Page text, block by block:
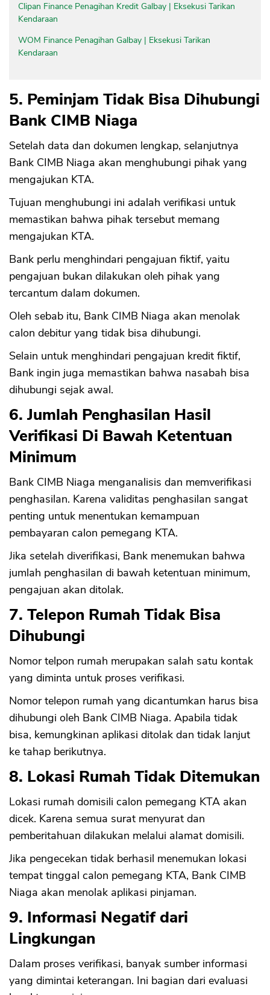
Clipan Finance Penagihan Kredit Galbay | Eksekusi Tarikan
Kendaraan
WOM Finance Penagihan Galbay | Eksekusi Tarikan
Kendaraan
5. Peminjam Tidak Bisa Dihubungi
Bank CIMB Niaga
Setelah data dan dokumen lengkap, selanjutnya
Bank CIMB Niaga akan menghubungi pihak yang
mengajukan KTA.
Tujuan menghubungi ini adalah verifikasi untuk
memastikan bahwa pihak tersebut memang
mengajukan KTA.
Bank perlu menghindari pengajuan fiktif, yaitu
pengajuan bukan dilakukan oleh pihak yang
tercantum dalam dokumen.
Oleh sebab itu, Bank CIMB Niaga akan menolak
calon debitur yang tidak bisa dihubungi.
Selain untuk menghindari pengajuan kredit fiktif,
Bank ingin juga memastikan bahwa nasabah bisa
dihubungi sejak awal.
6. Jumlah Penghasilan Hasil
Verifikasi Di Bawah Ketentuan
Minimum
Bank CIMB Niaga menganalisis dan memverifikasi
penghasilan. Karena validitas penghasilan sangat
penting untuk menentukan kemampuan
pembayaran calon pemegang KTA.
Jika setelah diverifikasi, Bank menemukan bahwa
jumlah penghasilan di bawah ketentuan minimum,
pengajuan akan ditolak.
7. Telepon Rumah Tidak Bisa
Dihubungi
Nomor telpon rumah merupakan salah satu kontak
yang diminta untuk proses verifikasi.
Nomor telepon rumah yang dicantumkan harus bisa
dihubungi oleh Bank CIMB Niaga. Apabila tidak
bisa, kemungkinan aplikasi ditolak dan tidak lanjut
ke tahap berikutnya.
8. Lokasi Rumah Tidak Ditemukan
Lokasi rumah domisili calon pemegang KTA akan
dicek. Karena semua surat menyurat dan
pemberitahuan dilakukan melalui alamat domisili.
Jika pengecekan tidak berhasil menemukan lokasi
tempat tinggal calon pemegang KTA, Bank CIMB
Niaga akan menolak aplikasi pinjaman.
9. Informasi Negatif dari
Lingkungan
Dalam proses verifikasi, banyak sumber informasi
yang dimintai keterangan. Ini bagian dari evaluasi